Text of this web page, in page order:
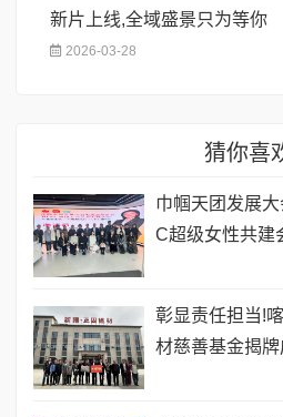
新片上线,全域盛景只为等你
2026-03-28
猜你喜
巾帼天团发展
C超级女性共建
彰显责任担当!
材慈善基金揭牌